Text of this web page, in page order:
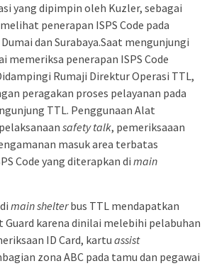
yang dipimpin oleh Kuzler, sebagai
penerapan ISPS Code pada
dan Surabaya.Saat mengunjungi
memeriksa penerapan ISPS Code
Rumaji Direktur Operasi TTL,
peragakan proses pelayanan pada
TTL. Penggunaan Alat
safety talk, pemeriksaaan
masuk area terbatas
Code yang diterapkan di main
main shelterbus TTL mendapatkan
Guard karena dinilai melebihi pelabuhan
ID Card, kartu assist
zona ABC pada tamu dan pegawai